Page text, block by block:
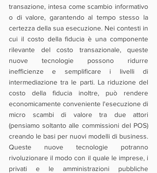
transazione, intesa come scambio informativo
o di valore, garantendo al tempo stesso la
certezza della sua esecuzione. Nei contesti in
cui il costo della fiducia è una componente
rilevante del costo transazionale, queste
nuove tecnologie possono ridurre
inefficienze e semplificare i livelli di
intermediazione tra le parti. La riduzione del
costo della fiducia inoltre, può rendere
economicamente conveniente l'esecuzione di
micro scambi di valore tra due attori
(pensiamo soltanto alle commissioni del POS)
creando le basi per nuovi modelli di business.
Queste nuove tecnologie potranno
rivoluzionare il modo con il quale le imprese, i
privati e le amministrazioni pubbliche